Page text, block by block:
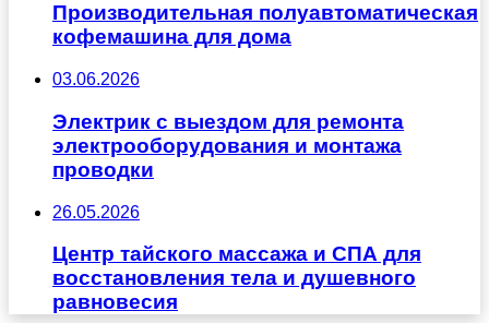
Производительная полуавтоматическая
кофемашина для дома
03.06.2026
Электрик с выездом для ремонта
электрооборудования и монтажа
проводки
26.05.2026
Центр тайского массажа и СПА для
восстановления тела и душевного
равновесия